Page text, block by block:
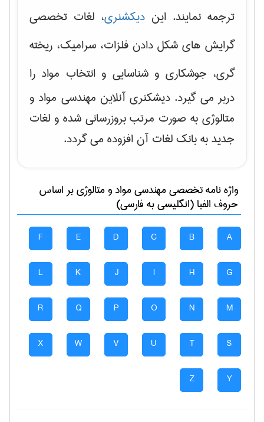
ترجمه نمایند. این دیکشنری، لغات تخصصی
گرایش های شکل دادن فلزات، سرامیک، ریخته
گری، جوشکاری و شناسایی و انتخاب مواد را
دربر می گیرد. دیشکنری آنلاین مهندسی مواد و
متالوژی به صورت مرتب بروزرسانی شده و لغات
جدید به بانک لغات آن افزوده می گردد.
واژه نامه تخصصیمهندسی مواد و متالوژیبر اساس
حروف الفبا (انگلیسی به فارسی)
A
B
C
D
E
F
G
H
I
J
K
L
M
N
O
P
Q
R
S
T
U
V
W
X
Y
Z